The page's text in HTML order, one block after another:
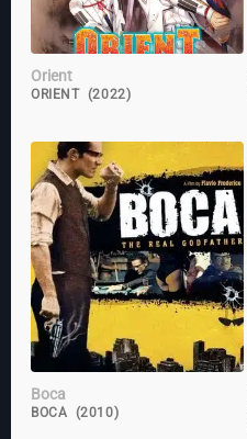
Orient
ORIENT (2022)
Boca
BOCA (2010)